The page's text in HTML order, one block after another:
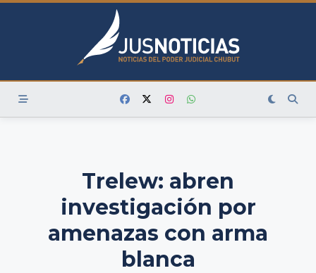
Skip
Trelew: abren
investigación por
amenazas con arma
blanca